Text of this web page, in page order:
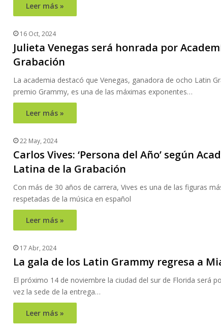
Leer más »
16 Oct, 2024
Julieta Venegas será honrada por
Grabación
La academia destacó que Venegas, ganadora de ocho Latin
premio Grammy, es una de las máximas exponentes…
Leer más »
22 May, 2024
Carlos Vives: ‘Persona del Año’ según
Latina de la Grabación
Con más de 30 años de carrera, Vives es una de las figuras
respetadas de la música en español
Leer más »
17 Abr, 2024
La gala de los Latin Grammy regresa a
El próximo 14 de noviembre la ciudad del sur de Florida será
vez la sede de la entrega…
Leer más »